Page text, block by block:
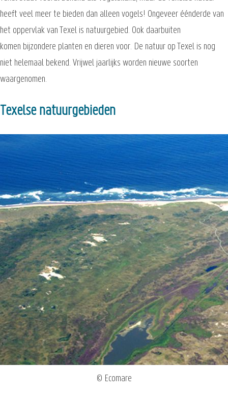
heeft veel meer te bieden dan alleen vogels! Ongeveer éénderde van
het oppervlak van Texel is natuurgebied. Ook daarbuiten
komen bijzondere planten en dieren voor. De natuur op Texel is nog
niet helemaal bekend. Vrijwel jaarlijks worden nieuwe soorten
waargenomen.
Texelse natuurgebieden
© Ecomare